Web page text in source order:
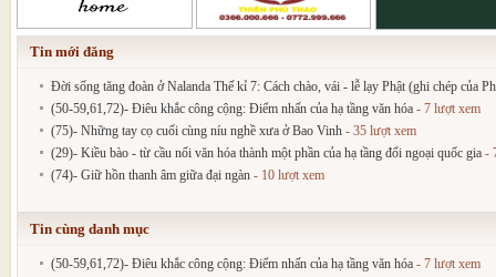
Tin mới đăng
Đời sống tăng đoàn ở Nalanda Thế kỉ 7: Cách chào, vái - lễ lạy Phật (ghi chép của
(50-59,61,72)- Điêu khắc công cộng: Điểm nhấn của hạ tầng văn hóa - 7 lượt xem
(75)- Những tay cọ cuối cùng níu nghề xưa ở Bao Vinh - 35 lượt xem
(29)- Kiều bào - từ cầu nối văn hóa thành một phần của hạ tầng đối ngoại quốc gia -
(74)- Giữ hồn thanh âm giữa đại ngàn - 10 lượt xem
Tin cùng danh mục
(50-59,61,72)- Điêu khắc công cộng: Điểm nhấn của hạ tầng văn hóa - 7 lượt xem